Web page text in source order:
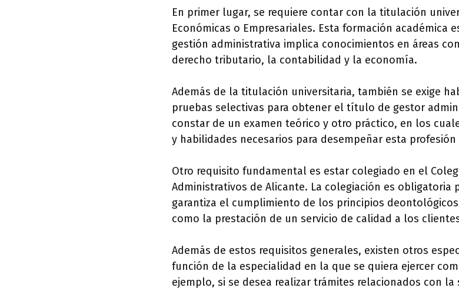
En primer lugar, se requiere contar con la titulación
Económicas o Empresariales. Esta formación académica
gestión administrativa implica conocimientos en áreas
derecho tributario, la contabilidad y la economía.
Además de la titulación universitaria, también se exige
pruebas selectivas para obtener el título de gestor
constar de un examen teórico y otro práctico, en los
y habilidades necesarios para desempeñar esta
Otro requisito fundamental es estar colegiado en el
Administrativos de Alicante. La colegiación es obligatoria
garantiza el cumplimiento de los principios
como la prestación de un servicio de calidad a los
Además de estos requisitos generales, existen otros
función de la especialidad en la que se quiera ejercer
ejemplo, si se desea realizar trámites relacionados con la